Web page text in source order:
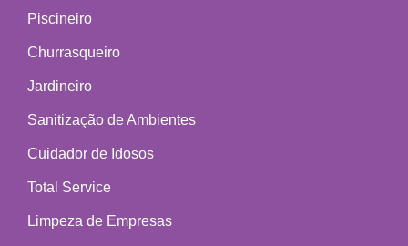
Piscineiro
Churrasqueiro
Jardineiro
Sanitização de Ambientes
Cuidador de Idosos
Total Service
Limpeza de Empresas